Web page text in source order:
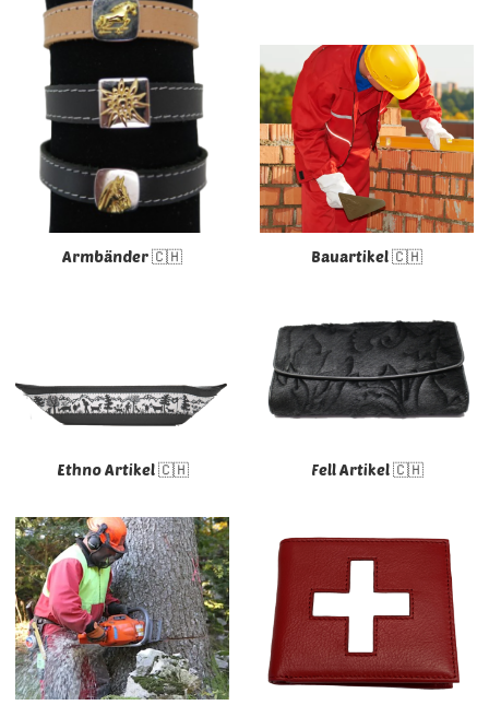
Armbänder 🇨🇭 Bauartikel 🇨🇭
Ethno Artikel 🇨🇭 Fell Artikel 🇨🇭